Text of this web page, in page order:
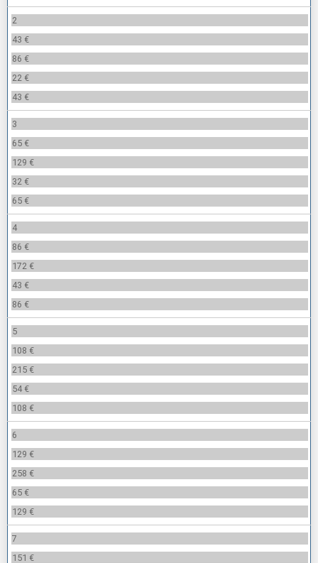
2
43 €
86 €
22 €
43 €
3
65 €
129 €
32 €
65 €
4
86 €
172 €
43 €
86 €
5
108 €
215 €
54 €
108 €
6
129 €
258 €
65 €
129 €
7
151 €